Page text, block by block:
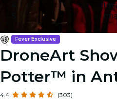
Fever Exclusive
DroneArt
Potter™ in
4.4 (303)